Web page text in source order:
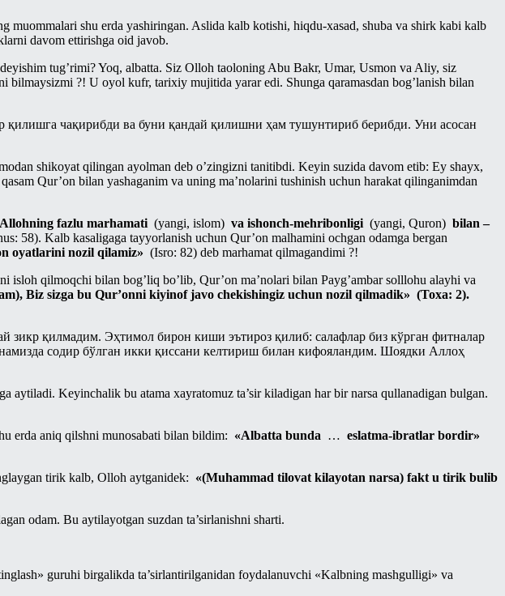
muommalari shu erda yashiringan. Aslida kalb kotishi, hiqdu-xasad, shuba va shirk kabi kalb
davom ettirishga oid javob.
tug’rimi? Yoq, albatta. Siz Olloh taoloning Abu Bakr, Umar, Usmon va Aliy, siz
?! U oyol kufr, tarixiy mujitida yarar edi. Shunga qaramasdan bog’lanish bilan
чақирибди ва буни қандай қилишни ҳам тушунтириб берибди. Уни асосан
shikoyat qilingan ayolman deb o’zingizni tanitibdi. Keyin suzida davom etib: Ey shayx,
Qur’on bilan yashaganim va uning ma’nolarini tushinish uchun harakat qilinganimdan
fazlu marhamati (yangi, islom) va ishonch-mehribonligi (yangi, Quron) bilan –
58). Kalb kasaligaga tayyorlanish uchun Qur’on malhamini ochgan odamga bergan
oyatlarini nozil qilamiz» (Isro: 82) deb marhamat qilmagandimi ?!
qilmoqchi bilan bog’liq bo’lib, Qur’on ma’nolari bilan Payg’ambar solllohu alayhi va
Biz sizga bu Qur’onni kiyinof javo chekishingiz uchun nozil qilmadik» (Toxa: 2).
зикр қилмадим. Эҳтимол бирон киши эътироз қилиб: салафлар биз кўрган фитналар
содир бўлган икки қиссани келтириш билан кифояландим. Шоядки Аллоҳ
aytiladi. Keyinchalik bu atama xayratomuz ta’sir kiladigan har bir narsa qullanadigan bulgan.
erda aniq qilshni munosabati bilan bildim: «Albatta bunda … eslatma-ibratlar bordir»
tirik kalb, Olloh aytganidek: «(Muhammad tilovat kilayotan narsa) fakt u tirik bulib
odam. Bu aytilayotgan suzdan ta’sirlanishni sharti.
guruhi birgalikda ta’sirlantirilganidan foydalanuvchi «Kalbning mashgulligi» va